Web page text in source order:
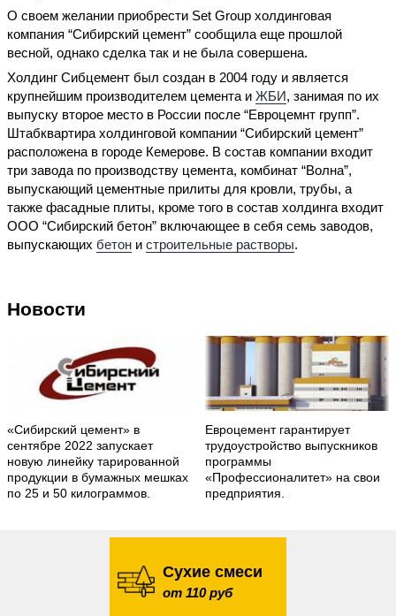
О своем желании приобрести Set Group холдинговая
компания “Сибирский цемент” сообщила еще прошлой
весной, однако сделка так и не была совершена.
Холдинг Сибцемент был создан в 2004 году и является
крупнейшим производителем цемента и ЖБИ, занимая по их
выпуску второе место в России после “Евроцемнт групп”.
Штабквартира холдинговой компании “Сибирский цемент”
расположена в городе Кемерове. В состав компании входит
три завода по производству цемента, комбинат “Волна”,
выпускающий цементные прилиты для кровли, трубы, а
также фасадные плиты, кроме того в состав холдинга входит
ООО “Сибирский бетон” включающее в себя семь заводов,
выпускающих бетон и строительные растворы.
Новости
«Сибирский цемент» в
сентябре 2022 запускает
новую линейку тарированной
продукции в бумажных мешках
по 25 и 50 килограммов.
Евроцемент гарантирует
трудоустройство выпускников
программы
«Профессионалитет» на свои
предприятия.
Сухие смеси
от 110 руб